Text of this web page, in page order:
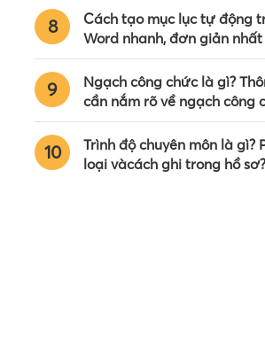
8
Cách tạo mục lục tự động
Word nhanh, đơn giản nhất
9
Ngạch công chức là gì?
cần nắm rõ về ngạch công
10
Trình độ chuyên môn là gì?
loại vàcách ghi trong hồ sơ?